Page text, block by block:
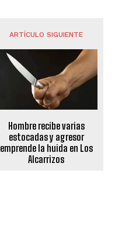
ARTÍCULO SIGUIENTE
Hombre recibe varias
estocadas y agresor
emprende la huida en Los
Alcarrizos